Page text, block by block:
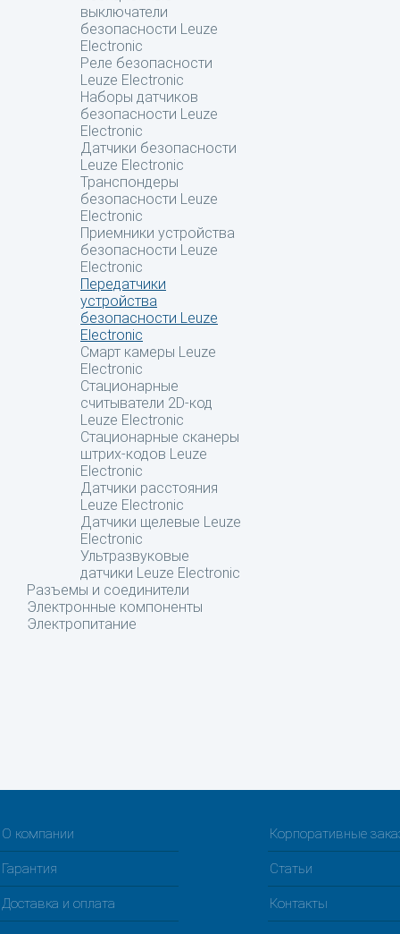
выключатели
безопасности Leuze
Electronic
Реле безопасности
Leuze Electronic
Наборы датчиков
безопасности Leuze
Electronic
Датчики безопасности
Leuze Electronic
Транспондеры
безопасности Leuze
Electronic
Приемники устройства
безопасности Leuze
Electronic
Передатчики
устройства
безопасности Leuze
Electronic
Смарт камеры Leuze
Electronic
Стационарные
считыватели 2D-код
Leuze Electronic
Стационарные сканеры
штрих-кодов Leuze
Electronic
Датчики расстояния
Leuze Electronic
Датчики щелевые Leuze
Electronic
Ультразвуковые
датчики Leuze Electronic
Разъемы и соединители
Электронные компоненты
Электропитание
О компании Корпоративные
Гарантия Статьи
Доставка и оплата Контакты